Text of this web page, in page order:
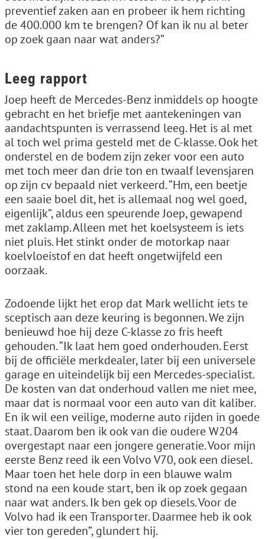
preventief zaken aan en probeer ik hem richting
de 400.000 km te brengen? Of kan ik nu al beter
op zoek gaan naar wat anders?”
Leeg rapport
Joep heeft de Mercedes-Benz inmiddels op hoogte
gebracht en het briefje met aantekeningen van
aandachtspunten is verrassend leeg. Het is al met
al toch wel prima gesteld met de C-klasse. Ook het
onderstel en de bodem zijn zeker voor een auto
met toch meer dan drie ton en twaalf levensjaren
op zijn cv bepaald niet verkeerd. “Hm, een beetje
een saaie boel dit, het is allemaal nog wel goed,
eigenlijk”, aldus een speurende Joep, gewapend
met zaklamp. Alleen met het koelsysteem is iets
niet pluis. Het stinkt onder de motorkap naar
koelvloeistof en dat heeft ongetwijfeld een
oorzaak.
Zodoende lijkt het erop dat Mark wellicht iets te
sceptisch aan deze keuring is begonnen. We zijn
benieuwd hoe hij deze C-klasse zo fris heeft
gehouden. “Ik laat hem goed onderhouden. Eerst
bij de officiële merkdealer, later bij een universele
garage en uiteindelijk bij een Mercedes-specialist.
De kosten van dat onderhoud vallen me niet mee,
maar dat is normaal voor een auto van dit kaliber.
En ik wil een veilige, moderne auto rijden in goede
staat. Daarom ben ik ook van die oudere W204
overgestapt naar een jongere generatie. Voor mijn
eerste Benz reed ik een Volvo V70, ook een diesel.
Maar toen het hele dorp in een blauwe walm
stond na een koude start, ben ik op zoek gegaan
naar wat anders. Ik ben gek op diesels. Voor de
Volvo had ik een Transporter. Daarmee heb ik ook
vier ton gereden”, glundert hij.